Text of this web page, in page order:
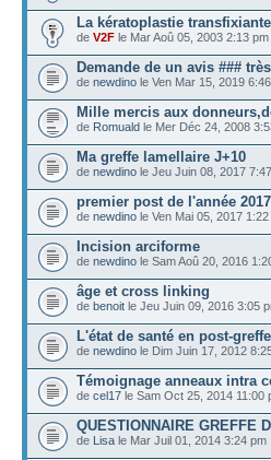
La kératoplastie
de V2F le Mar Aoû 05, 2003 2:13 pm
Demande de un avis ###
de newdino le Ven Mar 15, 2019
Mille mercis aux
de Romuald le Mer Déc 24, 2008
Ma greffe lamellaire J+10
de newdino le Jeu Juin 08, 2017
premier post de l'année 2017
de newdino le Ven Mai 05, 2017
Incision arciforme
de newdino le Sam Aoû 20, 2016
âge et cross linking
de benoit le Jeu Juin 09, 2016 3:05
L'état de santé en post-greffe
de newdino le Dim Juin 17, 2012
Témoignage anneaux intra
de cel17 le Sam Oct 25, 2014 11:00
QUESTIONNAIRE GREFFE
de Lisa le Mar Juil 01, 2014 3:24 pm